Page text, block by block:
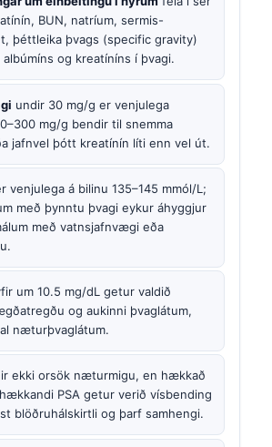
BUN, natríum, sermis-
þéttleika þvags (specific gravity)
og kreatíníns í þvagi.
undir 30 mg/g er venjulega
mg/g bendir til snemma
jafnvel þótt kreatínín líti enn vel út.
venjulega á bilinu 135–145 mmól/L;
með þynntu þvagi eykur áhyggjur
með vatnsjafnvægi eða
um 10.5 mg/dL getur valdið
og aukinni þvaglátum,
næturþvaglátum.
ekki orsök næturmigu, en hækkað
PSA getur verið vísbending
blöðruhálskirtli og þarf samhengi.